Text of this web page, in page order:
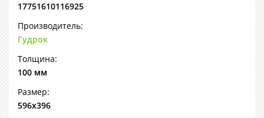
17751610116925
Производитель:
Гудрок
Толщина:
100 мм
Размер:
596х396